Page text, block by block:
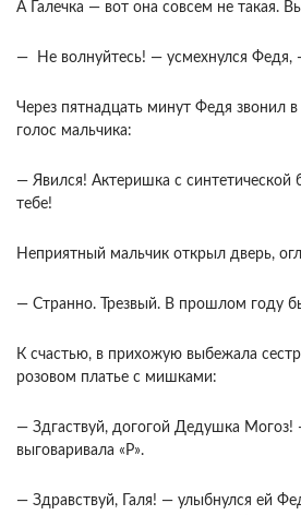
А Галечка — вот она совсем не такая.
— Не волнуйтесь! — усмехнулся Федя,
Через пятнадцать минут Федя звонил
голос мальчика:
— Явился! Актеришка с синтетической
тебе!
Неприятный мальчик открыл дверь,
— Странно. Трезвый. В прошлом году
К счастью, в прихожую выбежала
розовом платье с мишками:
— Здгаствуй, догогой Дедушка Могоз!
выговаривала «Р».
— Здравствуй, Галя! — улыбнулся ей